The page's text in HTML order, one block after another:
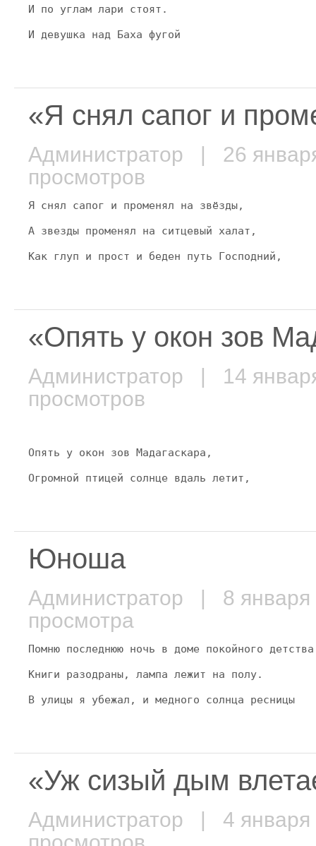
И по углам лари стоят.
И девушка над Баха фугой
«Я снял сапог и
Администратор | 26
просмотров
Я снял сапог и променял на звёзды,
А звезды променял на ситцевый халат,
Как глуп и прост и беден путь Господний,
«Опять у окон зов
Администратор | 14
просмотров
Опять у окон зов Мадагаскара,
Огромной птицей солнце вдаль летит,
Юноша
Администратор | 8
просмотра
Помню последнюю ночь в доме покойного
Книги разодраны, лампа лежит на полу.
В улицы я убежал, и медного солнца ресницы
«Уж сизый дым
Администратор | 4